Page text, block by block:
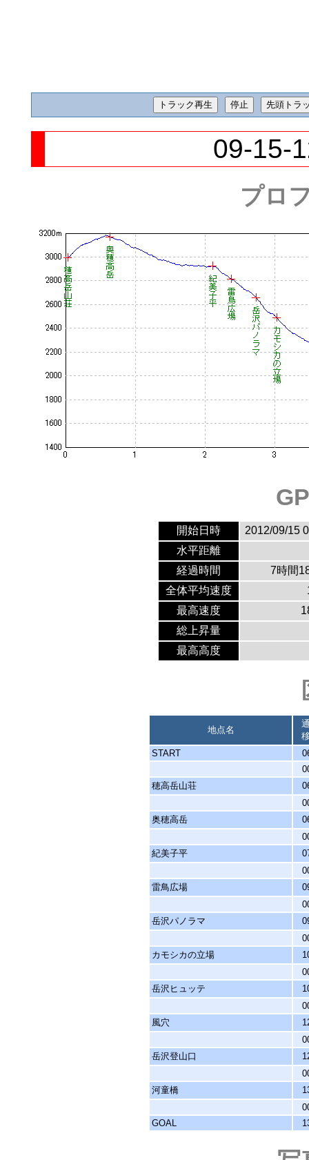
09-15-
プロ
開始日時
2012/09/15
水平距離
経過時間
7時間
全体平均速度
最高速度
総上昇量
最高高度
地点名
START
穂高岳山荘
奥穂高岳
紀美子平
雷鳥広場
岳沢パノラマ
カモシカの立場
岳沢ヒュッテ
風穴
岳沢登山口
河童橋
GOAL